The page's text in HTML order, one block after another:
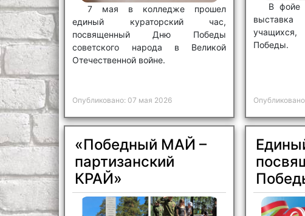
7 мая в колледже прошел
единый кураторский час,
посвященный Дню Победы
советского народа в Великой
Отечественной войне.
Опубликовано: 07 мая 2026
В фойе
Победы.
«Победный МАЙ –
партизанский
КРАЙ»